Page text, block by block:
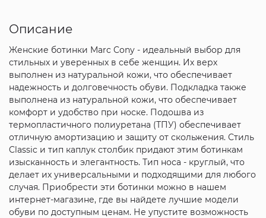
Описание
Женские ботинки Marc Cony - идеальный выбор для
стильных и уверенных в себе женщин. Их верх
выполнен из натуральной кожи, что обеспечивает
надежность и долговечность обуви. Подкладка также
выполнена из натуральной кожи, что обеспечивает
комфорт и удобство при носке. Подошва из
термопластичного полиуретана (ТПУ) обеспечивает
отличную амортизацию и защиту от скольжения. Стиль
Classic и тип каплук столбик придают этим ботинкам
изысканность и элегантность. Тип носа - круглый, что
делает их универсальными и подходящими для любого
случая. Приобрести эти ботинки можно в нашем
интернет-магазине, где вы найдете лучшие модели
обуви по доступным ценам. Не упустите возможность